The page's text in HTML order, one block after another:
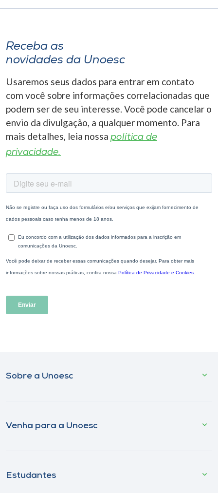
Receba as
novidades da Unoesc
Usaremos seus dados para entrar em contato
com você sobre informações correlacionadas que
podem ser de seu interesse. Você pode cancelar o
envio da divulgação, a qualquer momento. Para
mais detalhes, leia nossa política de
privacidade.
Sobre a Unoesc
Venha para a Unoesc
Estudantes